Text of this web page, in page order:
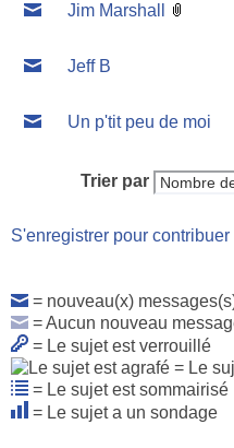
Jim Marshall
Jeff B
Un p'tit peu de moi
Trier par
S'enregistrer pour contribuer
= nouveau(x)
= Aucun nouveau
= Le sujet est verrouillé
= Le
= Le sujet est sommairisé
= Le sujet a un sondage